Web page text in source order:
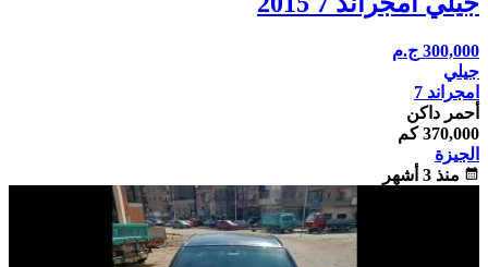
300,000 ج.م
جيلي
امجراند 7
أحمر داكن
370,000 كم
الجيزة
calendar_month منذ 3 أشهر